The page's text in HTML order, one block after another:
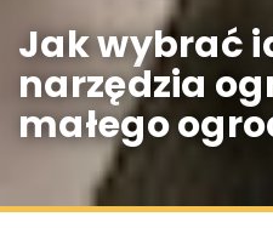
Jak wybrać
narzędzia
małego